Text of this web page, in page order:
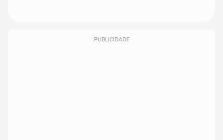
PUBLICIDADE